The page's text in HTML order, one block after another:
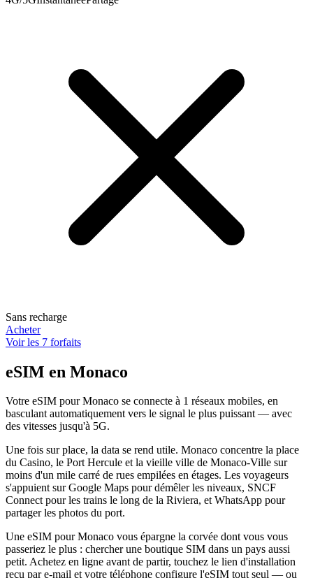
Sans recharge
Acheter
Voir les 7 forfaits
eSIM en Monaco
Votre eSIM pour Monaco se connecte à 1 réseaux mobiles, en
basculant automatiquement vers le signal le plus puissant — avec
des vitesses jusqu'à 5G.
Une fois sur place, la data se rend utile. Monaco concentre la place
du Casino, le Port Hercule et la vieille ville de Monaco-Ville sur
moins d'un mile carré de rues empilées en étages. Les voyageurs
s'appuient sur Google Maps pour démêler les niveaux, SNCF
Connect pour les trains le long de la Riviera, et WhatsApp pour
partager les photos du port.
Une eSIM pour Monaco vous épargne la corvée dont vous vous
passeriez le plus : chercher une boutique SIM dans un pays aussi
petit. Achetez en ligne avant de partir, touchez le lien d'installation
reçu par e-mail et votre téléphone configure l'eSIM tout seul — ou